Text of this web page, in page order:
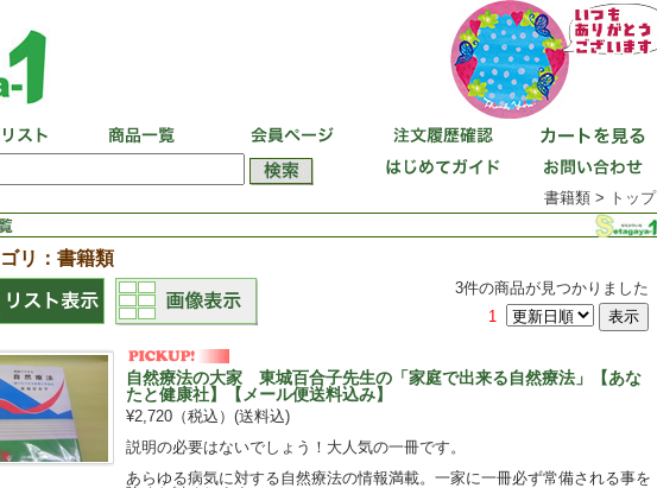
書籍類 > トップ
リ：書籍類
3件の商品が見つかりました
1
自然療法の大家 東城百合子先生の「家庭で出来る自然療法」【あな
たと健康社】【メール便送料込み】
¥2,720（税込） (送料込)
説明の必要はないでしょう！大人気の一冊です。
あらゆる病気に対する自然療法の情報満載。一家に一冊必ず常備される事を